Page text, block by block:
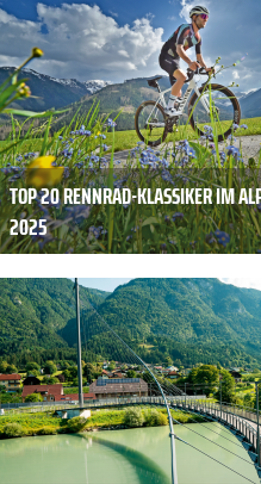
TOP 20 RENNRAD-KLASSIKER IM
2025